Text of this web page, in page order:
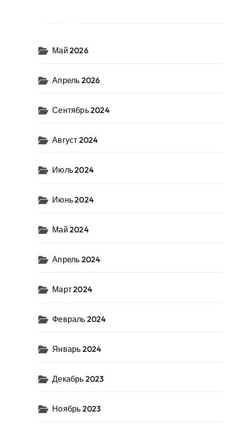
Май 2026
Апрель 2026
Сентябрь 2024
Август 2024
Июль 2024
Июнь 2024
Май 2024
Апрель 2024
Март 2024
Февраль 2024
Январь 2024
Декабрь 2023
Ноябрь 2023